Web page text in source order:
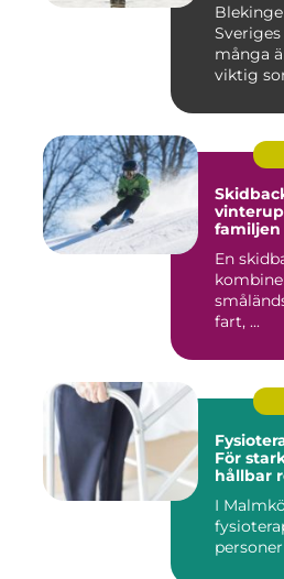
många
viktig
familjen
En
fart, ...
För
hållbar
I